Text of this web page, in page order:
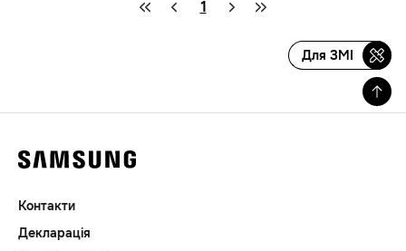
1
Для ЗМІ
Контакти
Декларація